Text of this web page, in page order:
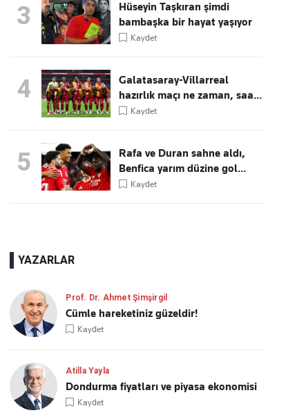
3
Hüseyin Taşkıran şimdi
bambaşka bir hayat yaşıyor
Kaydet
4
Galatasaray-Villarreal
hazırlık maçı ne zaman, saa...
Kaydet
5
Rafa ve Duran sahne aldı,
Benfica yarım düzine gol...
Kaydet
YAZARLAR
Prof. Dr. Ahmet Şimşirgil
Cümle hareketiniz güzeldir!
Kaydet
Atilla Yayla
Dondurma fiyatları ve piyasa ekonomisi
Kaydet